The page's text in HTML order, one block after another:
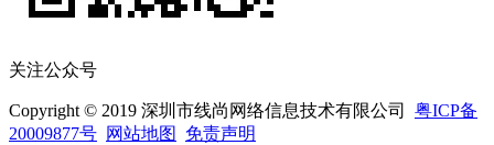
关注公众号
Copyright © 2019 深圳市线尚网络信息技术有限公司 粤ICP备
20009877号 网站地图 免责声明